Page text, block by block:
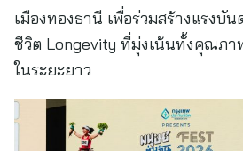
เมืองทองธานี เพื่อร่วมสร้างแรงบั
ชีวิต Longevity ที่มุ่งเน้นทั้งคุณภา
ในระยะยาว